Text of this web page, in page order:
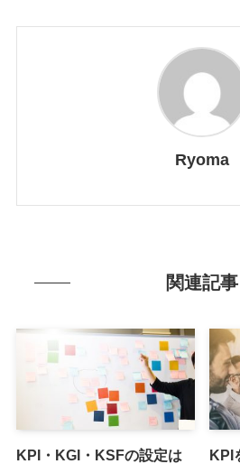
Ryoma
関連記事
KPI・KGI・KSFの設定は
KPI